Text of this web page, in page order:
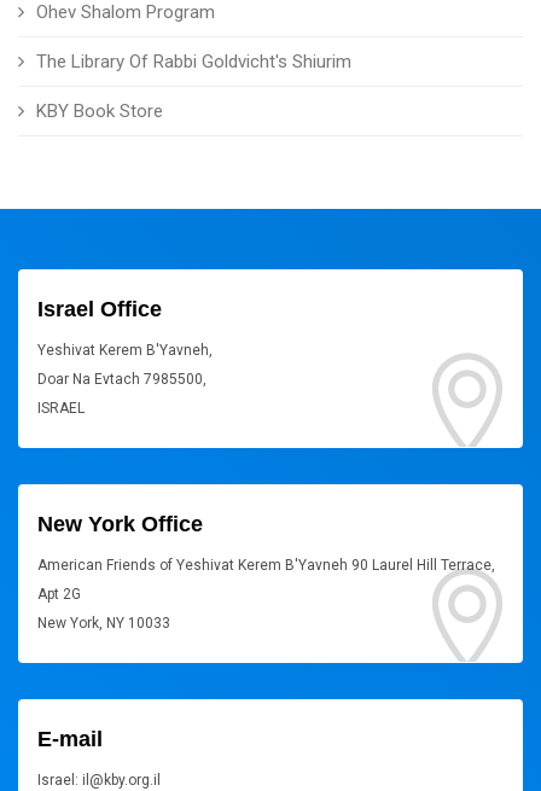
Ohev Shalom Program
The Library Of Rabbi Goldvicht's Shiurim
KBY Book Store
Israel Office
Yeshivat Kerem B'Yavneh,
Doar Na Evtach 7985500,
ISRAEL
New York Office
American Friends of Yeshivat Kerem B'Yavneh 90 Laurel Hill Terrace,
Apt 2G
New York, NY 10033
E-mail
Israel: il@kby.org.il